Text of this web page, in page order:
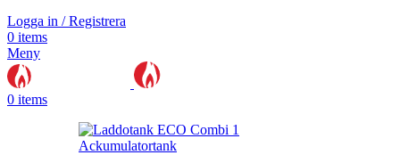
Logga in / Registrera
0 items
Meny
0 items